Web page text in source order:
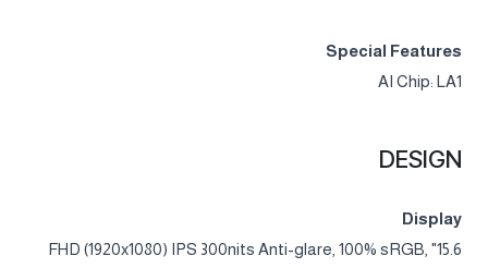
Special Features
AI Chip: LA1
DESIGN
Display
15.6" FHD (1920x1080) IPS 300nits Anti-glare, 100% sRGB,